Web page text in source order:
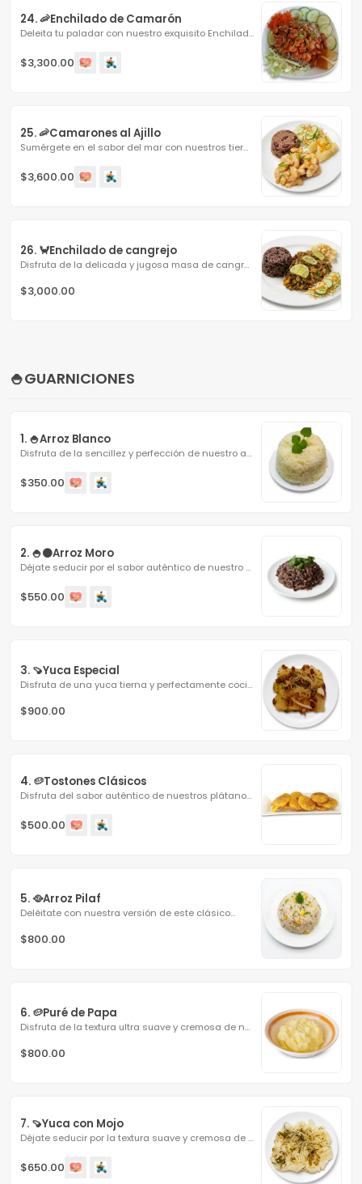
24. 🦐Enchilado de Camarón
Deleita tu paladar con nuestro exquisito Enchilado de...
$3,300.00
25. 🦐Camarones al Ajillo
Sumérgete en el sabor del mar con nuestros tiernos...
$3,600.00
26. 🦀Enchilado de cangrejo
Disfruta de la delicada y jugosa masa de cangrejo...
$3,000.00
🍚GUARNICIONES
1. 🍚Arroz Blanco
Disfruta de la sencillez y perfección de nuestro arroz de...
$350.00
2. 🍚⚫Arroz Moro
Déjate seducir por el sabor auténtico de nuestro arroz...
$550.00
3. 🍠Yuca Especial
Disfruta de una yuca tierna y perfectamente cocida, bañada...
$900.00
4. 🥔Tostones Clásicos
Disfruta del sabor auténtico de nuestros plátanos verdes...
$500.00
5. 🥘Arroz Pilaf
Deléitate con nuestra versión de este clásico...
$800.00
6. 🥔Puré de Papa
Disfruta de la textura ultra suave y cremosa de nuestro...
$800.00
7. 🍠Yuca con Mojo
Déjate seducir por la textura suave y cremosa de nuestra...
$650.00